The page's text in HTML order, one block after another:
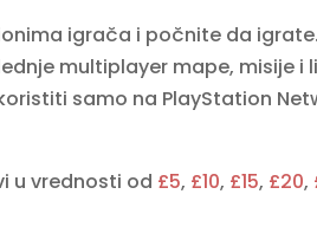
igrača i počnite da
multiplayer mape, misije
samo na PlayStation
u vrednosti od £5, £10, £15, £20,